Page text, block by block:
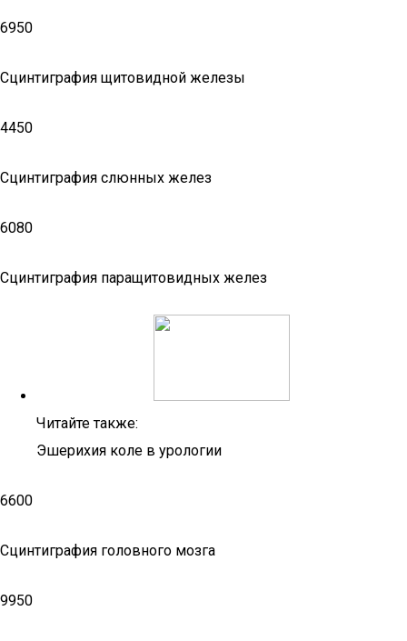
6950
Сцинтиграфия щитовидной железы
4450
Сцинтиграфия слюнных желез
6080
Сцинтиграфия паращитовидных желез
Читайте также:
Эшерихия коле в урологии
6600
Сцинтиграфия головного мозга
9950